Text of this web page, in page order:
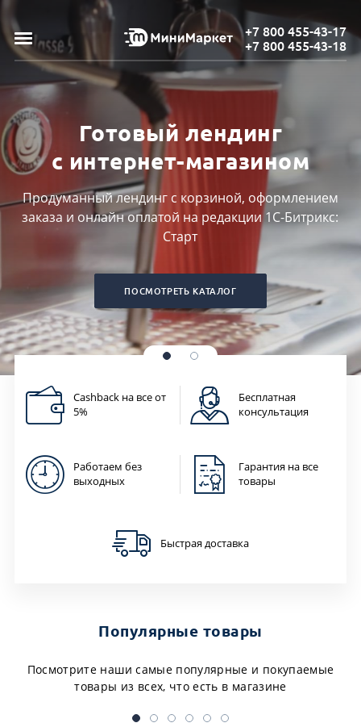
+7 800 455-43-17
+7 800 455-43-18
Готовый лендинг
с интернет-магазином
Продуманный лендинг с корзиной, оформлением
заказа и онлайн оплатой на редакции 1С-Битрикс:
Старт
ПОСМОТРЕТЬ КАТАЛОГ
Cashback на все от
5%
Бесплатная
консультация
Работаем без
выходных
Гарантия на все
товары
Быстрая доставка
Популярные товары
Посмотрите наши самые популярные и покупаемые
товары из всех, что есть в магазине